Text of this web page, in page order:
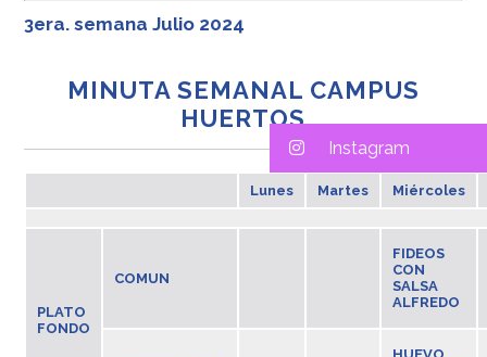
3era. semana Julio 2024
MINUTA SEMANAL CAMPUS
HUERTOS
Lunes Martes Miércoles
PLATO
FONDO
COMUN
FIDEOS
CON
SALSA
ALFREDO
Instagram